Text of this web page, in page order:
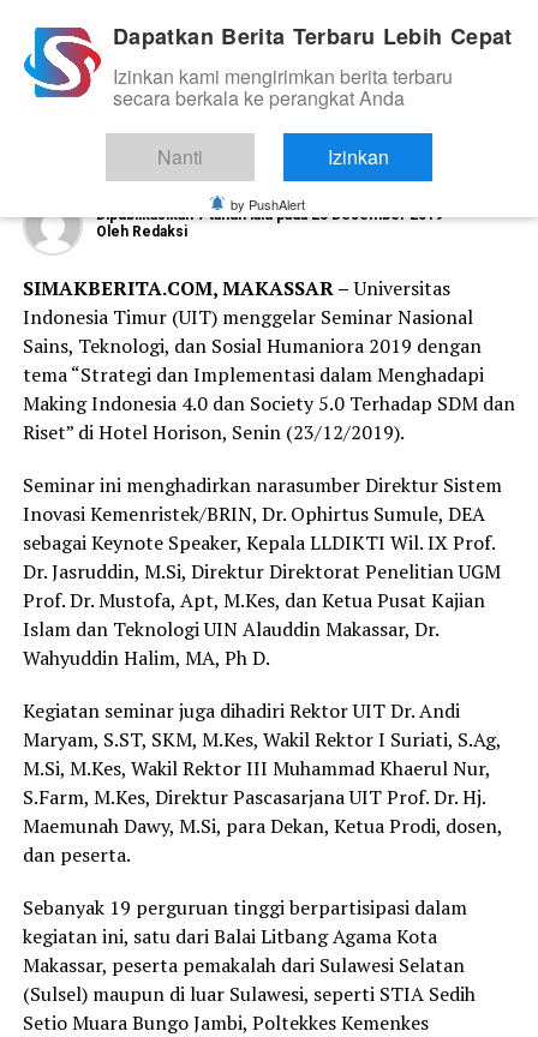
KAMPUS
UIT Gelar Seminar Nasional, Hadirkan
Direktur Sistem Inovasi Kemenristek
Dipublikasikan 7 tahun lalu pada 23 Desember 2019
Oleh Redaksi
SIMAKBERITA.COM, MAKASSAR –Universitas
Indonesia Timur (UIT) menggelar Seminar Nasional
Sains, Teknologi, dan Sosial Humaniora 2019 dengan
tema “Strategi dan Implementasi dalam Menghadapi
Making Indonesia 4.0 dan Society 5.0 Terhadap SDM dan
Riset” di Hotel Horison, Senin (23/12/2019).
Seminar ini menghadirkan narasumber Direktur Sistem
Inovasi Kemenristek/BRIN, Dr. Ophirtus Sumule, DEA
sebagai Keynote Speaker, Kepala LLDIKTI Wil. IX Prof.
Dr. Jasruddin, M.Si, Direktur Direktorat Penelitian UGM
Prof. Dr. Mustofa, Apt, M.Kes, dan Ketua Pusat Kajian
Islam dan Teknologi UIN Alauddin Makassar, Dr.
Wahyuddin Halim, MA, Ph D.
Kegiatan seminar juga dihadiri Rektor UIT Dr. Andi
Maryam, S.ST, SKM, M.Kes, Wakil Rektor I Suriati, S.Ag,
M.Si, M.Kes, Wakil Rektor III Muhammad Khaerul Nur,
S.Farm, M.Kes, Direktur Pascasarjana UIT Prof. Dr. Hj.
Maemunah Dawy, M.Si, para Dekan, Ketua Prodi, dosen,
dan peserta.
Sebanyak 19 perguruan tinggi berpartisipasi dalam
kegiatan ini, satu dari Balai Litbang Agama Kota
Makassar, peserta pemakalah dari Sulawesi Selatan
(Sulsel) maupun di luar Sulawesi, seperti STIA Sedih
Setio Muara Bungo Jambi, Poltekkes Kemenkes
Dapatkan Berita Terbaru Lebih Cepat
Izinkan kami mengirimkan berita terbaru
secara berkala ke perangkat Anda
Nanti Izinkan
by PushAlert